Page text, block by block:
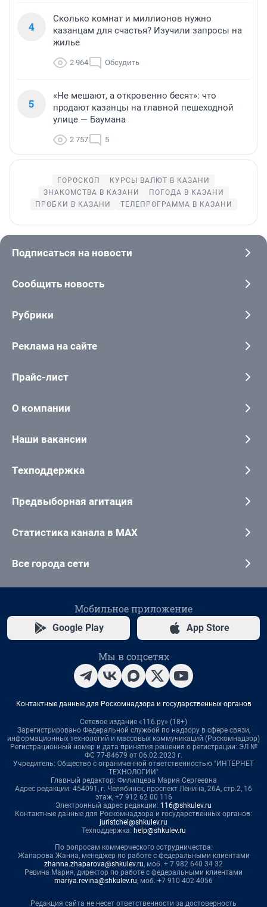
4
Сколько комнат и миллионов нужно
казанцам для счастья? Изучили запросы на
жилье
2 964 Обсудить
5
«Не мешают, а откровенно бесят»: что
продают казанцы на главной пешеходной
улице — Баумана
2 757 5
ГОРОСКОП
КУРСЫ ВАЛЮТ В КАЗАНИ
ЗНАКОМСТВА В КАЗАНИ
ПОГОДА В КАЗАНИ
ПРОБКИ В КАЗАНИ
ТЕЛЕПРОГРАММА В КАЗАНИ
Подписаться на новости
Сообщить новость
Рубрики
Реклама на сайте
Прайс-лист
О компании
Наши вакансии
Техподдержка
Предвыборная агитация
Статистика канала в MAX
Все города сети
Мобильное приложение
Google Play App Store
Мы в соцсетях
Контактные данные для Роскомнадзора и государственных органов
Сетевое издание «116.ру» (18+)
Зарегистрировано Федеральной службой по надзору в сфере связи,
информационных технологий и массовых коммуникаций (Роскомнадзор)
Регистрационный номер и дата принятия решения о регистрации: ЭЛ №
ФС 77-84679 от 06.02.2023 г.
Учредитель: Общество с ограниченной ответственностью "ИНТЕРНЕТ
ТЕХНОЛОГИИ"
Главный редактор: Филипцева Мария Сергеевна
Адрес редакции: 454091, г. Челябинск, проспект Ленина, 26А, стр.2, 16
этаж, +7 912 62 00 116
Электронный адрес редакции: 116@shkulev.ru
Контактные данные для Роскомнадзора и государственных органов:
juristchel@shkulev.ru
Техподдержка: help@shkulev.ru
По вопросам коммерческого сотрудничества:
Жапарова Жанна, менеджер по работе с федеральными клиентами
zhanna.zhaparova@shkulev.ru, моб. + 7 982 640 34 32
Ревина Мария, директор по работе с федеральными клиентами
mariya.revina@shkulev.ru, моб. +7 910 402 4056
Редакция сайта не несет ответственности за достоверность